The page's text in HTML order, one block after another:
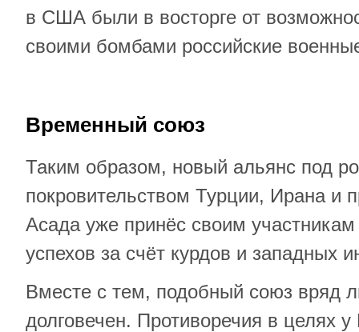
в США были в восторге от
своими бомбами российские
Временный союз
Таким образом, новый альянс под
покровительством Турции, Ирана и
Асада уже принёс своим участникам
успехов за счёт курдов и западных
Вместе с тем, подобный союз вряд
долговечен. Противоречия в целях